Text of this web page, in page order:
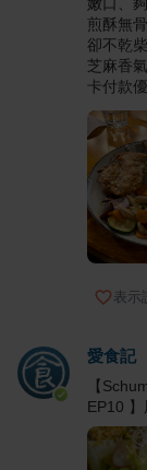
煎酥無
卻不乾
芝麻香
卡付款
表示
愛食記
【
EP10